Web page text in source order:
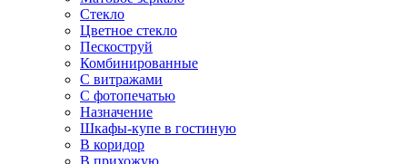
Стекло
Цветное стекло
Пескоструй
Комбинированные
С витражами
С фотопечатью
Назначение
Шкафы-купе в гостиную
В коридор
В прихожую